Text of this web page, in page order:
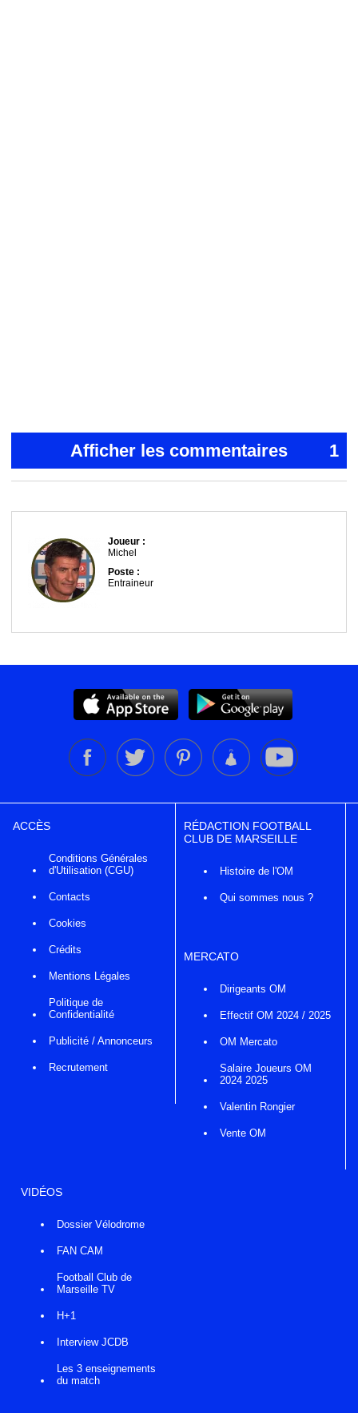
Afficher les commentaires 1
Joueur :
Michel
Poste :
Entraineur
ACCÈS
Conditions Générales
d'Utilisation (CGU)
Contacts
Cookies
Crédits
Mentions Légales
Politique de
Confidentialité
Publicité / Annonceurs
Recrutement
RÉDACTION FOOTBALL
CLUB DE MARSEILLE
Histoire de l'OM
Qui sommes nous ?
MERCATO
Dirigeants OM
Effectif OM 2024 / 2025
OM Mercato
Salaire Joueurs OM
2024 2025
Valentin Rongier
Vente OM
VIDÉOS
Dossier Vélodrome
FAN CAM
Football Club de
Marseille TV
H+1
Interview JCDB
Les 3 enseignements
du match